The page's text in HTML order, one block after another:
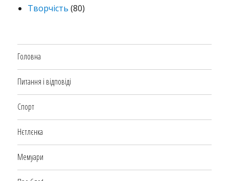
Творчість (80)
Головна
Питання і відповіді
Спорт
Нєтлєнка
Мемуари